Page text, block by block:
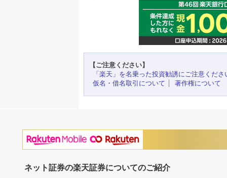
【ご注意ください】
「楽天」を名乗った投資勧誘にご注意くださ
仮名・借名取引について
著作権について
ネット証券の楽天証券についてのご紹介